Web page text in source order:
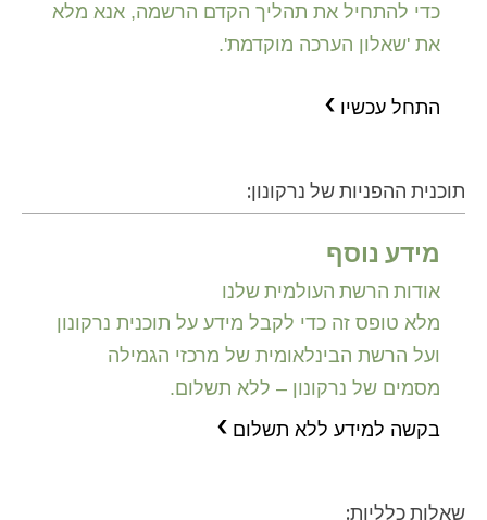
כדי להתחיל את תהליך הקדם הרשמה, אנא מלא
את 'שאלון הערכה מוקדמת'.
התחל עכשיו
תוכנית ההפניות של נרקונון:
מידע נוסף
אודות הרשת העולמית שלנו
מלא טופס זה כדי לקבל מידע על תוכנית נרקונון
ועל הרשת הבינלאומית של מרכזי הגמילה
מסמים של נרקונון – ללא תשלום.
בקשה למידע ללא תשלום
שאלות כלליות: